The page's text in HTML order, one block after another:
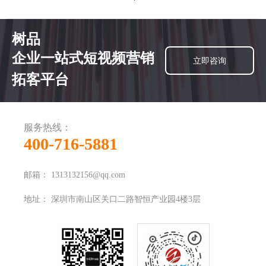
树品
企业一站式短视频营销
拓客平台
立即咨询
服务热线：
400-716-5881
邮箱： 1313132156@qq.com
地址： 深圳市南山区关口二路智恒产业园4楼3层